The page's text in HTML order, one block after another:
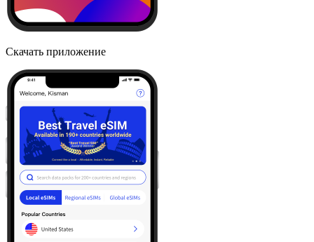
Скачать приложение